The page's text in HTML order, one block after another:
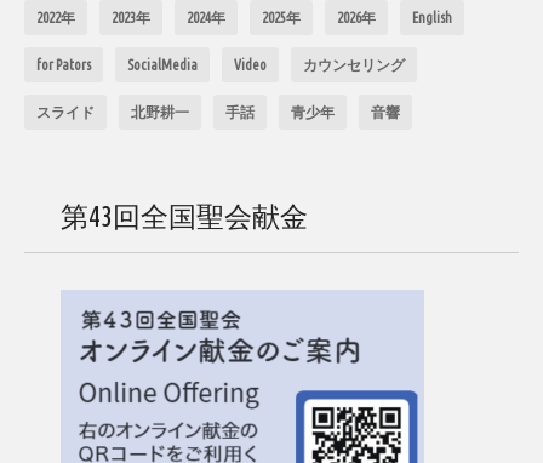
2022年 2023年 2024年 2025年 2026年 English
for Pators SocialMedia Video カウンセリング
スライド 北野耕一 手話 青少年 音響
第43回全国聖会献金